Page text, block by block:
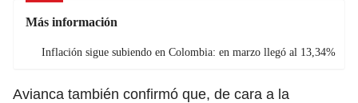
Más información
Inflación sigue subiendo en Colombia: en marzo llegó al 13,34%
Avianca también confirmó que, de cara a la